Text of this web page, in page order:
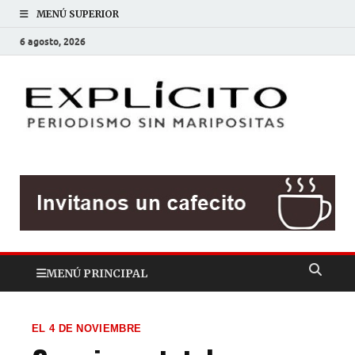
MENÚ SUPERIOR
6 agosto, 2026
MENÚ PRINCIPAL
EL 4 DE NOVIEMBRE